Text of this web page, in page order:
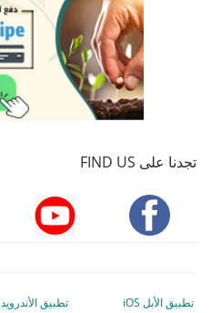
تجدنا على FIND US
تطبيق الأبل iOS تطبيق الأندرويد Android